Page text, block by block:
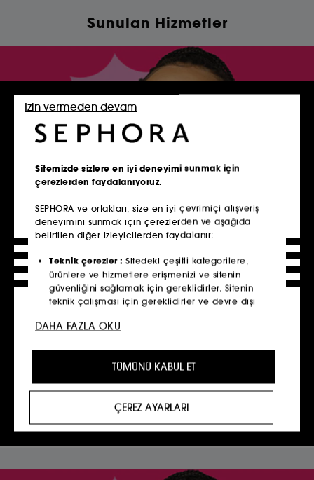
Sunulan Hizmetler
Benefit Kaş Bar
40 seneyi aşkın süredir kaşlar konusundaki
uzmanlığını sürdüren Benefit Cosmetics, sizi
Kaş Bar Servisleri’ni keşfetmeye davet ediyor.
ve benzeri servislerimizle tanışın!
RANDEVU AL
Daha fazlası için
Sitemizde sizlere en iyi deneyimi sunmak için
çerezlerden faydalanıyoruz.​
SEPHORA ve ortakları, size en iyi çevrimiçi alışveriş
deneyimini sunmak için çerezlerden ve aşağıda
belirtilen diğer izleyicilerden faydalanır:​
Teknik çerezler : Sitedeki çeşitli kategorilere,
ürünlere ve hizmetlere erişmenizi ve sitenin
güvenliğini sağlamak için gereklidirler. Sitenin
teknik çalışması için gereklidirler ve devre dışı
kişiselleştirilmiş bir deneyimin yanı sıra profilinize
özel promosyon teklifleri sunmamıza yardımcı
olurlar.
görüntülediğiniz sayfalara, tarama geçmişinize ve
etkileşim geçmişinize dayalı olarak üçüncü taraf
aracılığıyla beğenebileceğiniz içerikleri sizlere
TÜMÜNÜ KABUL ET
İzin vermeden devam
ÇEREZ AYARLARI
DAHA FAZLA OKU